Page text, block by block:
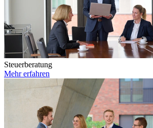
Steuerberatung
Mehr erfahren